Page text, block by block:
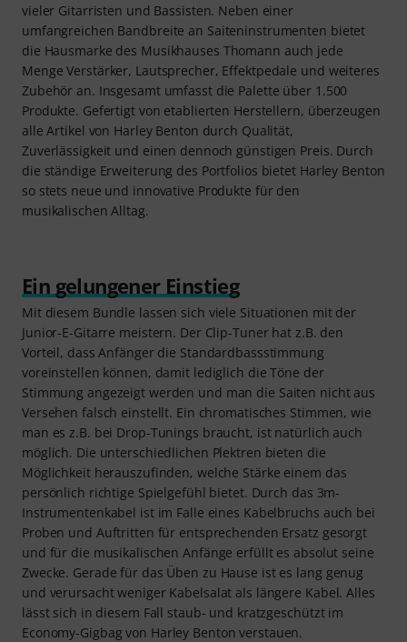
vieler Gitarristen und Bassisten. Neben einer
umfangreichen Bandbreite an Saiteninstrumenten bietet
die Hausmarke des Musikhauses Thomann auch jede
Menge Verstärker, Lautsprecher, Effektpedale und weiteres
Zubehör an. Insgesamt umfasst die Palette über 1.500
Produkte. Gefertigt von etablierten Herstellern, überzeugen
alle Artikel von Harley Benton durch Qualität,
Zuverlässigkeit und einen dennoch günstigen Preis. Durch
die ständige Erweiterung des Portfolios bietet Harley Benton
so stets neue und innovative Produkte für den
musikalischen Alltag.
Ein gelungener Einstieg
Mit diesem Bundle lassen sich viele Situationen mit der
Junior-E-Gitarre meistern. Der Clip-Tuner hat z.B. den
Vorteil, dass Anfänger die Standardbassstimmung
voreinstellen können, damit lediglich die Töne der
Stimmung angezeigt werden und man die Saiten nicht aus
Versehen falsch einstellt. Ein chromatisches Stimmen, wie
man es z.B. bei Drop-Tunings braucht, ist natürlich auch
möglich. Die unterschiedlichen Plektren bieten die
Möglichkeit herauszufinden, welche Stärke einem das
persönlich richtige Spielgefühl bietet. Durch das 3m-
Instrumentenkabel ist im Falle eines Kabelbruchs auch bei
Proben und Auftritten für entsprechenden Ersatz gesorgt
und für die musikalischen Anfänge erfüllt es absolut seine
Zwecke. Gerade für das Üben zu Hause ist es lang genug
und verursacht weniger Kabelsalat als längere Kabel. Alles
lässt sich in diesem Fall staub- und kratzgeschützt im
Economy-Gigbag von Harley Benton verstauen.